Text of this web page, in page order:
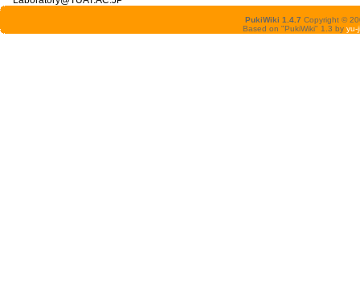
PukiWiki 1.4.7 Copyright ©
Based on "PukiWiki" 1.3 by yu-ji